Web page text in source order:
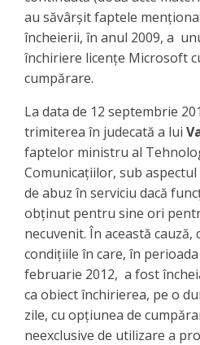
au săvârşit faptele
încheierii, în anul 2009, a
închiriere licenţe Microsoft
cumpărare.
La data de 12 septembrie
trimiterea în judecată a lui
faptelor ministru al
Comunicaţiilor, sub
de abuz în serviciu dacă
obţinut pentru sine ori
necuvenit. În această
condiţiile în care, în
februarie 2012, a fost
ca obiect închirierea, pe o
zile, cu opţiunea de
neexclusive de utilizare a